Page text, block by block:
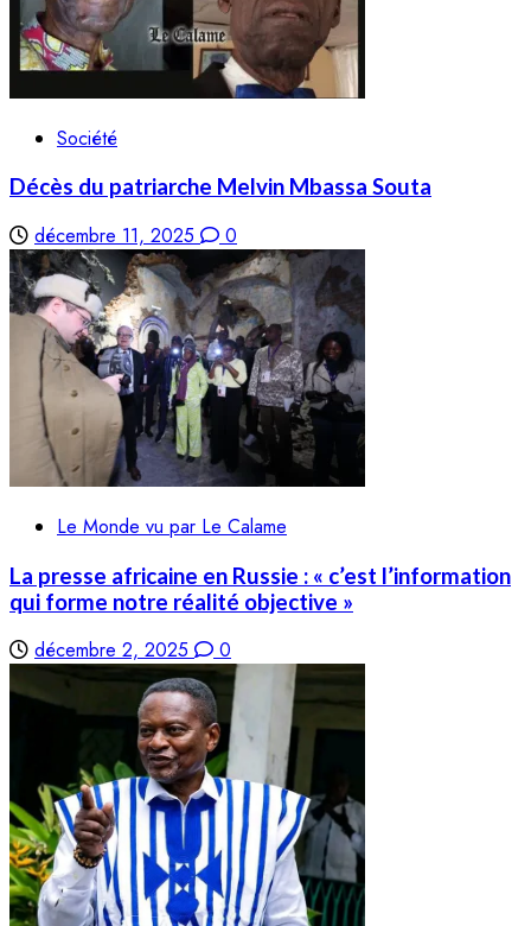
Société
Décès du patriarche Melvin Mbassa Souta
décembre 11, 2025 0
Le Monde vu par Le Calame
La presse africaine en Russie : « c’est l’information
qui forme notre réalité objective »
décembre 2, 2025 0